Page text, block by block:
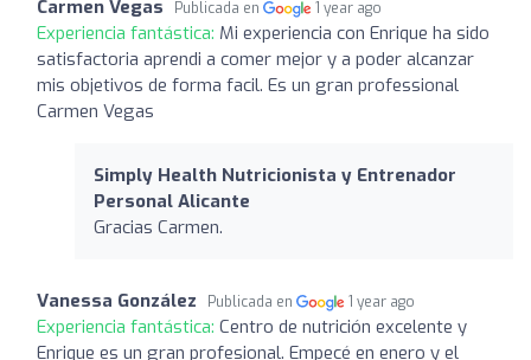
Carmen Vegas Publicada en 1 year ago
Experiencia fantástica: Mi experiencia con Enrique ha sido
satisfactoria aprendi a comer mejor y a poder alcanzar
mis objetivos de forma facil. Es un gran professional
Carmen Vegas
Simply Health Nutricionista y Entrenador
Personal Alicante
Gracias Carmen.
Vanessa González Publicada en 1 year ago
Experiencia fantástica: Centro de nutrición excelente y
Enrique es un gran profesional. Empecé en enero y el